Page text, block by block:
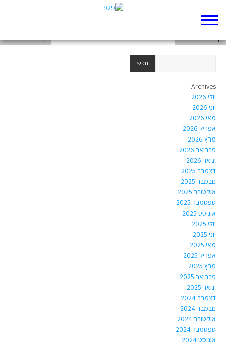
Archives
יולי 2026
יוני 2026
מאי 2026
אפריל 2026
מרץ 2026
פברואר 2026
ינואר 2026
דצמבר 2025
נובמבר 2025
אוקטובר 2025
ספטמבר 2025
אוגוסט 2025
יולי 2025
יוני 2025
מאי 2025
אפריל 2025
מרץ 2025
פברואר 2025
ינואר 2025
דצמבר 2024
נובמבר 2024
אוקטובר 2024
ספטמבר 2024
אוגוסט 2024